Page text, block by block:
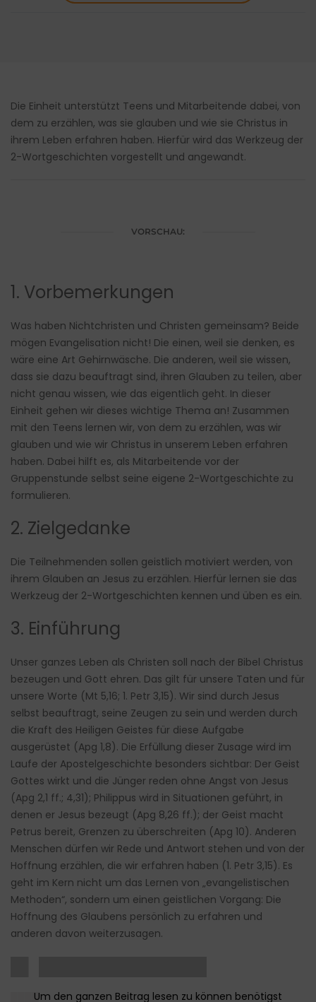
Die Einheit unterstützt Teens und Mitarbeitende dabei, von
dem zu erzählen, was sie glauben und wie sie Christus in
ihrem Leben erfahren haben. Hierfür wird das Werkzeug der
2-Wortgeschichten vorgestellt und angewandt.
VORSCHAU:
1. Vorbemerkungen
Was haben Nichtchristen und Christen gemeinsam? Beide
mögen Evangelisation nicht! Die einen, weil sie denken, es
wäre eine Art Gehirnwäsche. Die anderen, weil sie wissen,
dass sie dazu beauftragt sind, ihren Glauben zu teilen, aber
nicht genau wissen, wie das eigentlich geht. In dieser
Einheit gehen wir dieses wichtige Thema an! Zusammen
mit den Teens lernen wir, von dem zu erzählen, was wir
glauben und wie wir Christus in unserem Leben erfahren
haben. Dabei hilft es, als Mitarbeitende vor der
Gruppenstunde selbst seine eigene 2-Wortgeschichte zu
formulieren.
2. Zielgedanke
Die Teilnehmenden sollen geistlich motiviert werden, von
ihrem Glauben an Jesus zu erzählen. Hierfür lernen sie das
Werkzeug der 2-Wortgeschichten kennen und üben es ein.
3. Einführung
Unser ganzes Leben als Christen soll nach der Bibel Christus
bezeugen und Gott ehren. Das gilt für unsere Taten und für
unsere Worte (Mt 5,16; 1. Petr 3,15). Wir sind durch Jesus
selbst beauftragt, seine Zeugen zu sein und werden durch
die Kraft des Heiligen Geistes für diese Aufgabe
ausgerüstet (Apg 1,8). Die Erfüllung dieser Zusage wird im
Laufe der Apostelgeschichte besonders sichtbar: Der Geist
Gottes wirkt und die Jünger reden ohne Angst von Jesus
(Apg 2,1 ff.; 4,31); Philippus wird in Situationen geführt, in
denen er Jesus bezeugt (Apg 8,26 ff.); der Geist macht
Petrus bereit, Grenzen zu überschreiten (Apg 10). Anderen
Menschen dürfen wir Rede und Antwort stehen und von der
Hoffnung erzählen, die wir erfahren haben (1. Petr 3,15). Es
geht im Kern nicht um das Lernen von „evangelistischen
Methoden“, sondern um einen geistlichen Vorgang: Die
Hoffnung des Glaubens persönlich zu erfahren und
anderen davon weiterzusagen.
████